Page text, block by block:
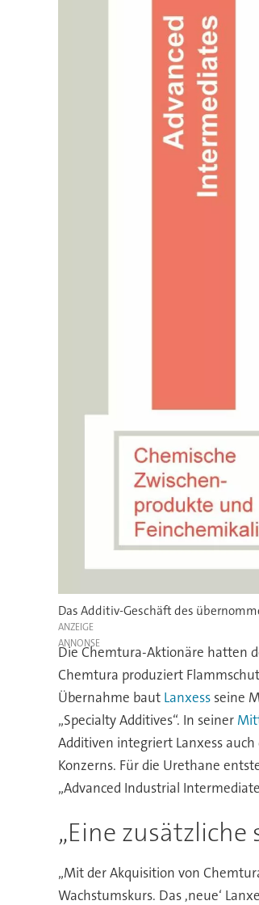
Das Additiv-Geschäft des
ANZEIGE
Die Chemtura-Aktionäre hatten
Chemtura produziert
Übernahme baut Lanxessseine
„Specialty Additives“. In seiner
Additiven integriert Lanxess
Konzerns. Für die Urethane
„Advanced Industrial
„Eine zusätzliche
„Mit der Akquisition von
Wachstumskurs. Das ,neue‘